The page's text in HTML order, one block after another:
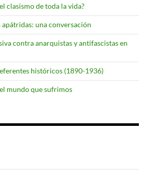
clasismo de toda la vida?
una conversación
contra anarquistas y antifascistas en
históricos (1890-1936)
mundo que sufrimos